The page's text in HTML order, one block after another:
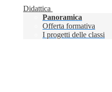
Didattica
Panoramica
Offerta formativa
I progetti delle classi